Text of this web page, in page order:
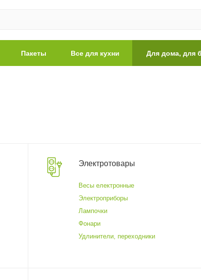
Пакеты Все для кухни Для дома, для
Электротовары
Весы електронные
Электроприборы
Лампочки
Фонари
Удлинители, переходники